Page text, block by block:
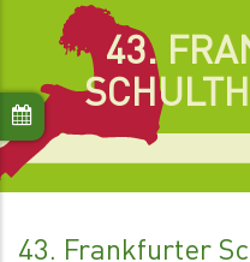
43.
43. Frankfurter